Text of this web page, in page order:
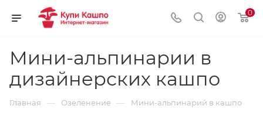
0
Мини-альпинарии в
дизайнерских кашпо
Главная — Озеленение — Мини-альпинарий в кашпо